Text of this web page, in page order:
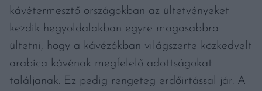
kávétermesztő országokban az ültetvényeket
kezdik hegyoldalakban egyre magasabbra
ültetni, hogy a kávézókban világszerte közkedvelt
arabica kávénak megfelelő adottságokat
találjanak. Ez pedig rengeteg erdőirtással jár. A